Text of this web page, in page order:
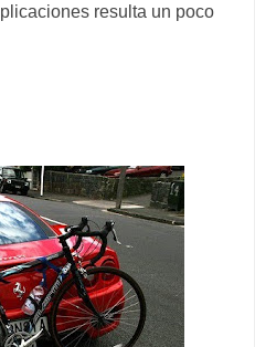
resulta un poco